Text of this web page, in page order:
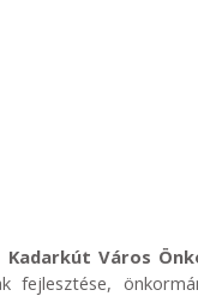
Kadarkút Város
fejlesztése,